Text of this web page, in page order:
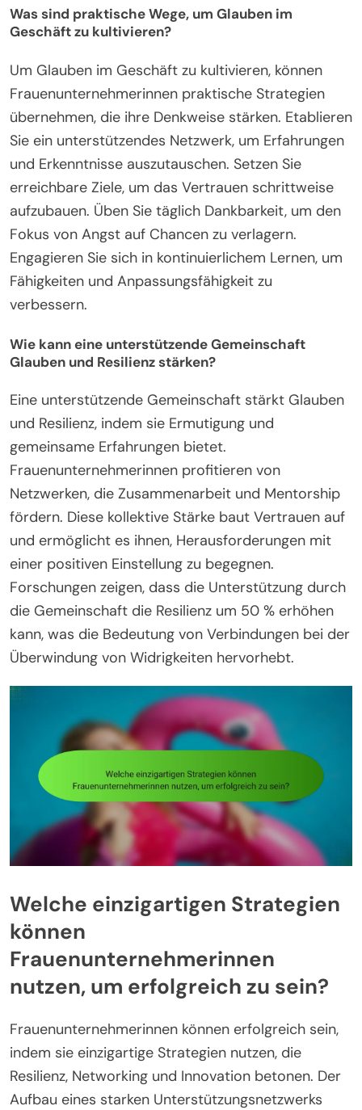
Was sind praktische Wege, um Glauben im
Geschäft zu kultivieren?
Um Glauben im Geschäft zu kultivieren, können
Frauenunternehmerinnen praktische Strategien
übernehmen, die ihre Denkweise stärken. Etablieren
Sie ein unterstützendes Netzwerk, um Erfahrungen
und Erkenntnisse auszutauschen. Setzen Sie
erreichbare Ziele, um das Vertrauen schrittweise
aufzubauen. Üben Sie täglich Dankbarkeit, um den
Fokus von Angst auf Chancen zu verlagern.
Engagieren Sie sich in kontinuierlichem Lernen, um
Fähigkeiten und Anpassungsfähigkeit zu
verbessern.
Wie kann eine unterstützende Gemeinschaft
Glauben und Resilienz stärken?
Eine unterstützende Gemeinschaft stärkt Glauben
und Resilienz, indem sie Ermutigung und
gemeinsame Erfahrungen bietet.
Frauenunternehmerinnen profitieren von
Netzwerken, die Zusammenarbeit und Mentorship
fördern. Diese kollektive Stärke baut Vertrauen auf
und ermöglicht es ihnen, Herausforderungen mit
einer positiven Einstellung zu begegnen.
Forschungen zeigen, dass die Unterstützung durch
die Gemeinschaft die Resilienz um 50 % erhöhen
kann, was die Bedeutung von Verbindungen bei der
Überwindung von Widrigkeiten hervorhebt.
Welche einzigartigen Strategien
können
Frauenunternehmerinnen
nutzen, um erfolgreich zu sein?
Frauenunternehmerinnen können erfolgreich sein,
indem sie einzigartige Strategien nutzen, die
Resilienz, Networking und Innovation betonen. Der
Aufbau eines starken Unterstützungsnetzwerks